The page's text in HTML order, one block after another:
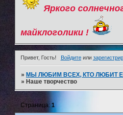
Яркого
майклоголики !
Привет, Гость! Войдитеили
»МЫ ЛЮБИМ ВСЕХ, КТО ЛЮБИТ
»Наше творчество
Страница:1